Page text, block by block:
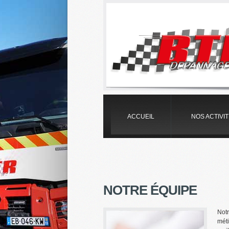
ACCUEIL NOS
NOTRE ÉQUIPE